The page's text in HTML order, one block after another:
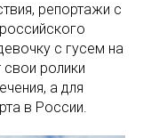
репортажи с
с гусем на
ролики
а для
в России.